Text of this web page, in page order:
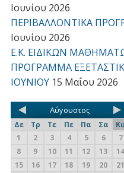
Ιουνίου 2026
ΠΕΡΙΒΑΛΛΟΝΤΙΚΑ
Ιουνίου 2026
Ε.Κ. ΕΙΔΙΚΩΝ
ΠΡΟΓΡΑΜΜΑ
ΙΟΥΝΙΟΥ 15 Μαΐου 2026
Αύγουστος
Δε Τρ Τε Πε Πα Σα
Κυ
1
2 3 4 5 6
7
8
9 10 11 12 13
14
15
16 17 18 19 20
21